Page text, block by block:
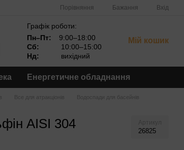
Порівняння Бажання Вхід
Графік роботи:
Пн–Пт:
9:00–18:00
Сб:
10:00–15:00
Нд:
вихідний
Мій кошик
Енергетичне обладнання
Все для атракціонів
Водоспади для басейнів
AISI 304
26825